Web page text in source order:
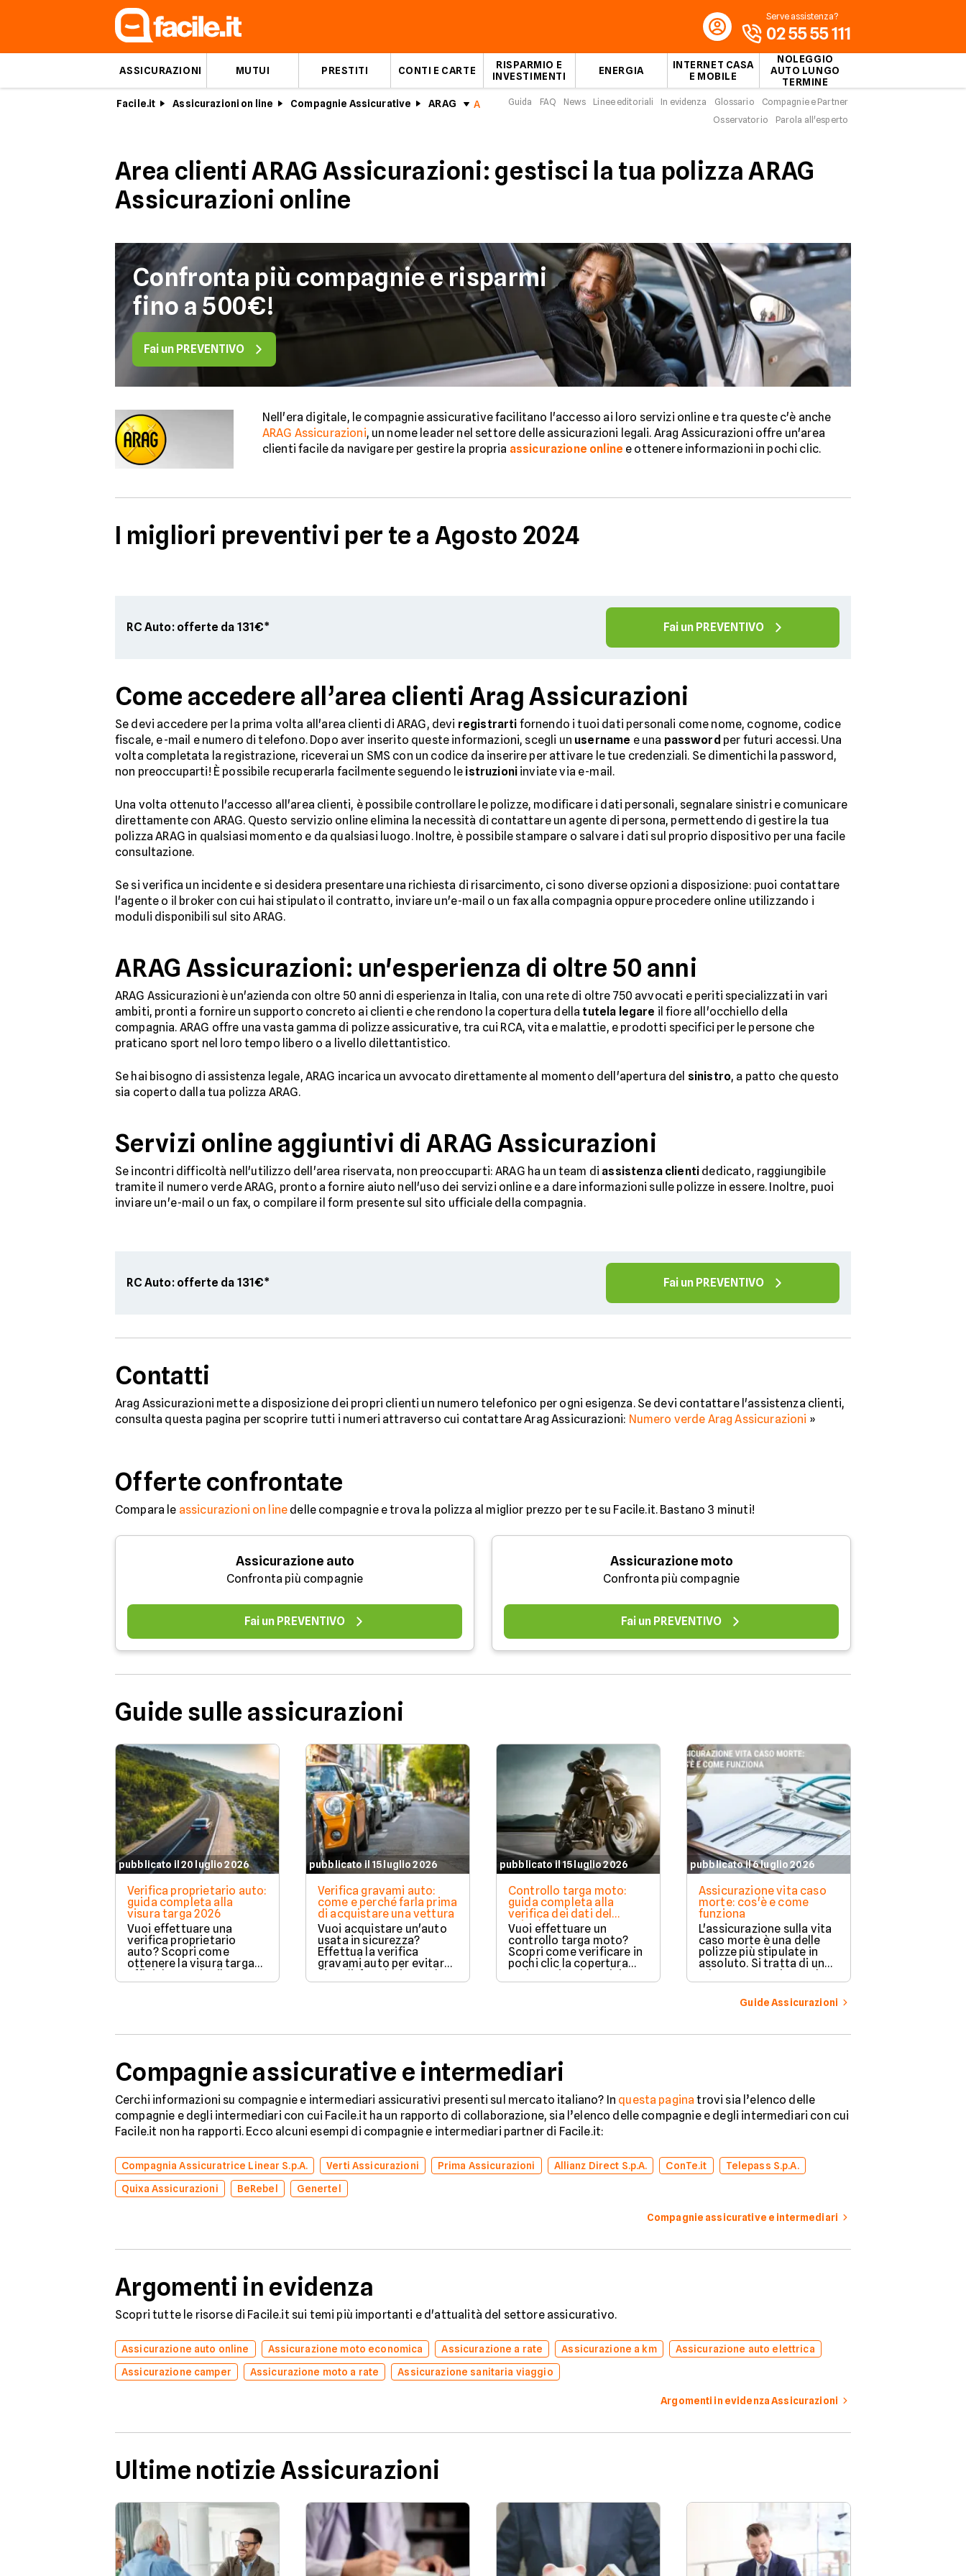
ASSICURAZIONI MUTUI PRESTITI CONTI E CARTE
RISPARMIO E
INVESTIMENTI
ENERGIA
INTERNET CASA
E MOBILE
NOLEGGIO
AUTO LUNGO
TERMINE
Serve assistenza?
02 55 55 111
Facile.it Assicurazioni on line Compagnie Assicurative ARAG Guida FAQ News Linee editoriali In evidenza Glossario
Compagnie e Partner
Osservatorio
Parola all'esperto
Area clienti ARAG Assicurazioni: gestisci la tua polizza ARAG
Assicurazioni online
Confronta più compagnie e risparmi
fino a 500€!
Fai un PREVENTIVO
Nell'era digitale, le compagnie assicurative facilitano l'accesso ai loro servizi online e tra queste c'è anche
ARAG Assicurazioni, un nome leader nel settore delle assicurazioni legali. Arag Assicurazioni offre un'area
clienti facile da navigare per gestire la propria assicurazione online e ottenere informazioni in pochi clic.
I migliori preventivi per te a Agosto 2024
RC Auto: offerte da 131€* Fai un PREVENTIVO
Come accedere all’area clienti Arag Assicurazioni
Se devi accedere per la prima volta all'area clienti di ARAG, devi registrarti fornendo i tuoi dati personali come nome, cognome, codice
fiscale, e-mail e numero di telefono. Dopo aver inserito queste informazioni, scegli un username e una password per futuri accessi. Una
volta completata la registrazione, riceverai un SMS con un codice da inserire per attivare le tue credenziali. Se dimentichi la password,
non preoccuparti! È possibile recuperarla facilmente seguendo le istruzioni inviate via e-mail.
Una volta ottenuto l'accesso all'area clienti, è possibile controllare le polizze, modificare i dati personali, segnalare sinistri e comunicare
direttamente con ARAG. Questo servizio online elimina la necessità di contattare un agente di persona, permettendo di gestire la tua
polizza ARAG in qualsiasi momento e da qualsiasi luogo. Inoltre, è possibile stampare o salvare i dati sul proprio dispositivo per una facile
consultazione.
Se si verifica un incidente e si desidera presentare una richiesta di risarcimento, ci sono diverse opzioni a disposizione: puoi contattare
l'agente o il broker con cui hai stipulato il contratto, inviare un'e-mail o un fax alla compagnia oppure procedere online utilizzando i
moduli disponibili sul sito ARAG.
ARAG Assicurazioni: un'esperienza di oltre 50 anni
ARAG Assicurazioni è un'azienda con oltre 50 anni di esperienza in Italia, con una rete di oltre 750 avvocati e periti specializzati in vari
ambiti, pronti a fornire un supporto concreto ai clienti e che rendono la copertura della tutela legare il fiore all'occhiello della
compagnia. ARAG offre una vasta gamma di polizze assicurative, tra cui RCA, vita e malattie, e prodotti specifici per le persone che
praticano sport nel loro tempo libero o a livello dilettantistico.
Se hai bisogno di assistenza legale, ARAG incarica un avvocato direttamente al momento dell'apertura del sinistro, a patto che questo
sia coperto dalla tua polizza ARAG.
Servizi online aggiuntivi di ARAG Assicurazioni
Se incontri difficoltà nell'utilizzo dell'area riservata, non preoccuparti: ARAG ha un team di assistenza clienti dedicato, raggiungibile
tramite il numero verde ARAG, pronto a fornire aiuto nell'uso dei servizi online e a dare informazioni sulle polizze in essere. Inoltre, puoi
inviare un'e-mail o un fax, o compilare il form presente sul sito ufficiale della compagnia.
RC Auto: offerte da 131€* Fai un PREVENTIVO
Contatti
Arag Assicurazioni mette a disposizione dei propri clienti un numero telefonico per ogni esigenza. Se devi contattare l'assistenza clienti,
consulta questa pagina per scoprire tutti i numeri attraverso cui contattare Arag Assicurazioni: Numero verde Arag Assicurazioni »
Offerte confrontate
Compara le assicurazioni on line delle compagnie e trova la polizza al miglior prezzo per te su Facile.it. Bastano 3 minuti!
Assicurazione auto
Confronta più compagnie
Fai un PREVENTIVO
Assicurazione moto
Confronta più compagnie
Fai un PREVENTIVO
Guide sulle assicurazioni
pubblicato il 20 luglio 2026
Verifica proprietario auto:
guida completa alla
visura targa 2026
Vuoi effettuare una
verifica proprietario
auto? Scopri come
ottenere la visura targa
ufficiale tramite il PRA per
controllare dati e vincoli
pubblicato il 15 luglio 2026
Verifica gravami auto:
come e perché farla prima
di acquistare una vettura
Vuoi acquistare un'auto
usata in sicurezza?
Effettua la verifica
gravami auto per evitare
vincoli, fermi o ipoteche.
Scopri come tutelare il
pubblicato il 15 luglio 2026
Controllo targa moto:
guida completa alla
verifica dei dati del
veicolo
Vuoi effettuare un
controllo targa moto?
Scopri come verificare in
pochi clic la copertura
assicurativa, la revisione
e lo stato legale del
pubblicato il 6 luglio 2026
Assicurazione vita caso
morte: cos'è e come
funziona
L'assicurazione sulla vita
caso morte è una delle
polizze più stipulate in
assoluto. Si tratta di una
misura preventiva molto
rilevante quando si ha a
che fare con eventi
imponderabili. Scopriamo
funziona un contratto di
Guide Assicurazioni
Compagnie assicurative e intermediari
Cerchi informazioni su compagnie e intermediari assicurativi presenti sul mercato italiano? In questa pagina trovi sia l’elenco delle
compagnie e degli intermediari con cui Facile.it ha un rapporto di collaborazione, sia l’elenco delle compagnie e degli intermediari con cui
Facile.it non ha rapporti. Ecco alcuni esempi di compagnie e intermediari partner di Facile.it:
Compagnia Assicuratrice Linear S.p.A. Verti Assicurazioni Prima Assicurazioni Allianz Direct S.p.A. ConTe.it
Telepass S.p.A.
Quixa Assicurazioni
BeRebel Genertel
Compagnie assicurative e intermediari
Argomenti in evidenza
Scopri tutte le risorse di Facile.it sui temi più importanti e d'attualità del settore assicurativo.
Assicurazione auto online Assicurazione moto economica Assicurazione a rate Assicurazione a km
Assicurazione auto elettrica
Assicurazione camper
Assicurazione moto a rate Assicurazione sanitaria viaggio
Argomenti in evidenza Assicurazioni
Ultime notizie Assicurazioni